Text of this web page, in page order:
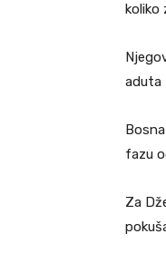
koliko
aduta
fazu
Za